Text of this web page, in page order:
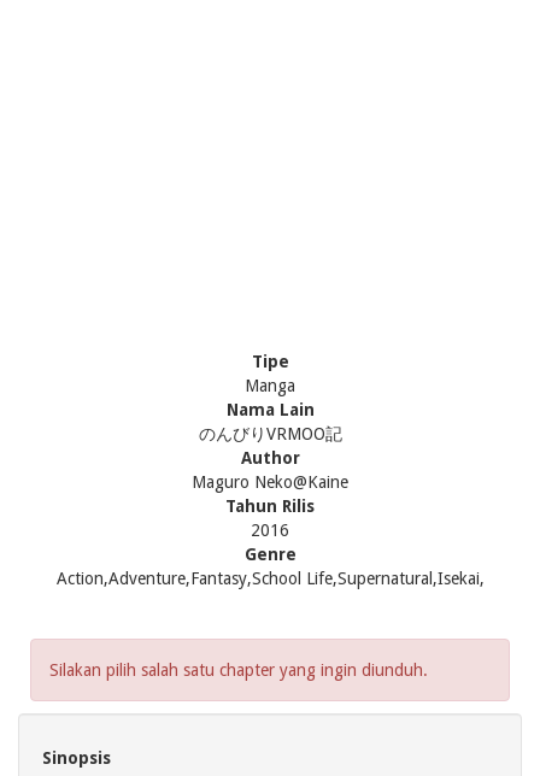
Tipe
Manga
Nama Lain
のんびりVRMOO記
Author
Maguro Neko@Kaine
Tahun Rilis
2016
Genre
Action,Adventure,Fantasy,School Life,Supernatural,Isekai,
Silakan pilih salah satu chapter yang ingin diunduh.
Sinopsis